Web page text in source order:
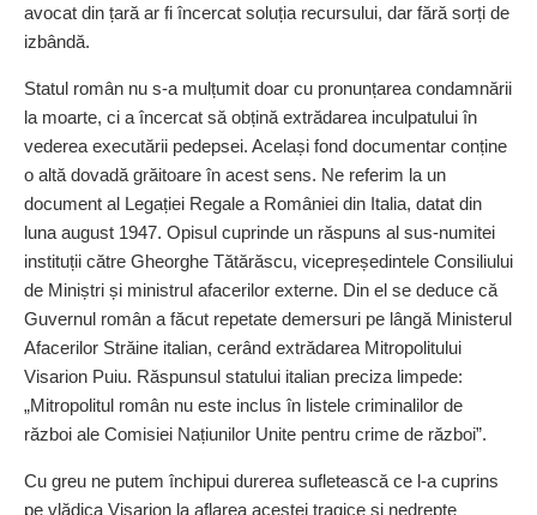
avocat din țară ar fi încercat soluția recursului, dar fără sorți de
izbândă.
Statul român nu s-a mulțumit doar cu pronunțarea condamnării
la moarte, ci a încercat să obțină extrădarea inculpatului în
vederea executării pedepsei. Același fond documentar conține
o altă dovadă grăitoare în acest sens. Ne referim la un
document al Legației Regale a României din Italia, datat din
luna august 1947. Opisul cuprinde un răspuns al sus-numitei
instituții către Gheor­ghe Tătărăscu, vicepreședintele Consiliului
de Miniștri și ministrul afacerilor externe. Din el se deduce că
Guvernul român a făcut repetate demersuri pe lângă Ministerul
Afacerilor Străine italian, cerând extrădarea Mitropolitului
Visarion Puiu. Răspunsul statului italian preciza limpede:
„Mitropolitul român nu este inclus în listele criminalilor de
război ale Comisiei Națiunilor Unite pentru crime de război”.
Cu greu ne putem închipui durerea sufletească ce l-a cuprins
pe vlădica Visarion la aflarea acestei tragice și nedrepte